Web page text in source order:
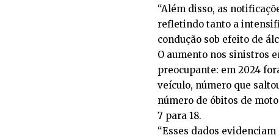
“Além disso, as
refletindo tanto a
condução sob efeito de
O aumento nos sinistros
preocupante: em 2024
veículo, número que
número de óbitos de
7 para 18.
“Esses dados